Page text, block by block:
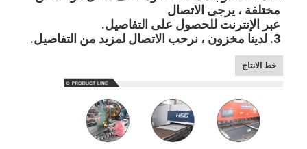
ضبط الجودة
اتصل بنا
أخبار
جميع القضايا
مختلفة ، يرجى الاتصال
عبر الإنترنت للحصول على التفاصيل.
3. لدينا مخزون ، نرحب الاتصال لمزيد من التفاصيل.
خط الانتاج